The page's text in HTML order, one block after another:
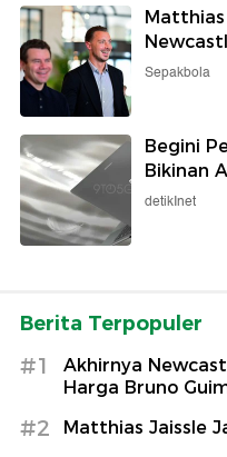
Matthias
Sepakbola
Begini
Bikinan
detikInet
Berita Terpopuler
#1
Akhirnya
Harga Bruno
#2 Matthias Jaissle